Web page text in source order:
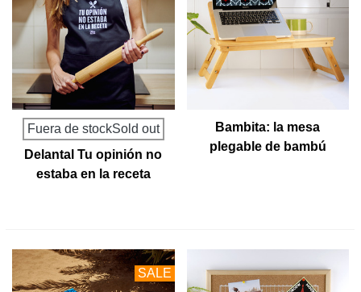
Fuera de stockSold out
Delantal Tu opinión no
estaba en la receta
Bambita: la mesa
plegable de bambú
SALE